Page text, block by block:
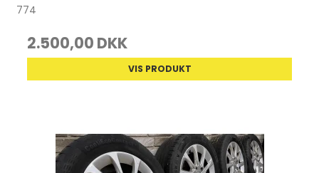
774
2.500,00 DKK
VIS PRODUKT